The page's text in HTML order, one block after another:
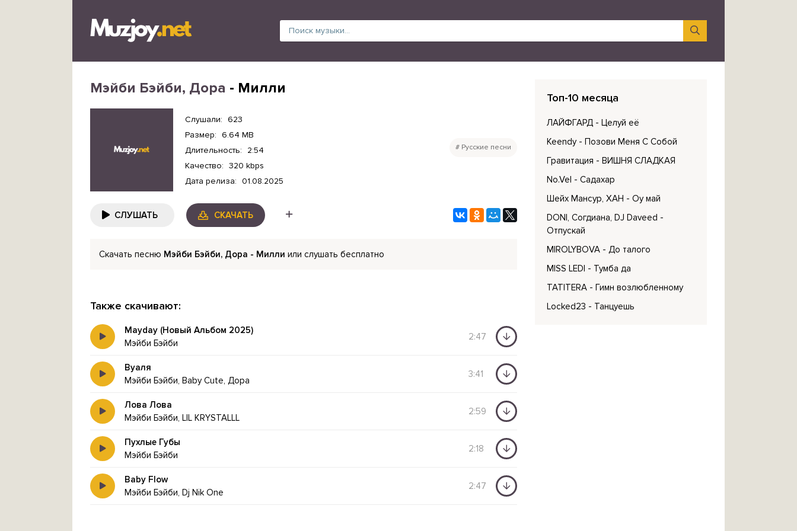
Мэйби Бэйби, Дора - Милли
Слушали: 623
Размер: 6.64 MB
Длительность:
2:54
Качество: 320 kbps
Дата релиза: 01.08.2025
Русские песни
СЛУШАТЬ СКАЧАТЬ
Скачать песню Мэйби Бэйби, Дора - Милли или слушать бесплатно
Также скачивают:
Mayday (Новый Альбом 2025)
Мэйби Бэйби
2:47
Вуаля
Мэйби Бэйби, Baby Cute, Дора
3:41
Лова Лова
Мэйби Бэйби, LIL KRYSTALLL
2:59
Пухлые Губы
Мэйби Бэйби
2:18
Baby Flow
Мэйби Бэйби, Dj Nik One
2:47
Топ-10 месяца
ЛАЙФГАРД - Целуй её
Keendy - Позови Меня С Собой
Гравитация - ВИШНЯ СЛАДКАЯ
No.Vel - Садахар
Шейх Мансур, ХАН - Оу май
DONI, Согдиана, DJ Daveed -
Отпускай
MIROLYBOVA - До талого
MISS LEDI - Тумба да
TATITERA - Гимн возлюбленному
Locked23 - Танцуешь